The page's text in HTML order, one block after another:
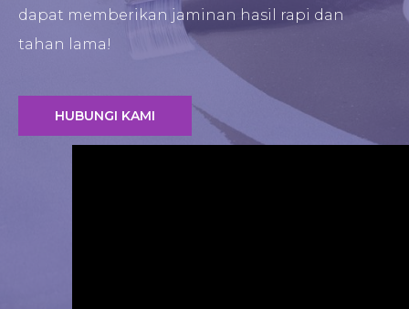
dapat memberikan jaminan hasil rapi dan
tahan lama!
HUBUNGI KAMI